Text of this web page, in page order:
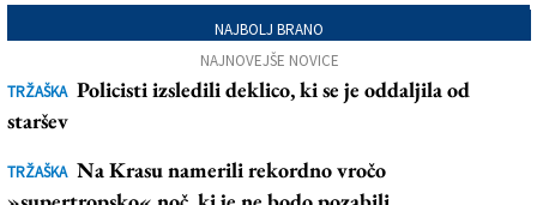
NAJBOLJ BRANO
NAJNOVEJŠE NOVICE
TRŽAŠKA Policisti izsledili deklico, ki se je oddaljila od
staršev
TRŽAŠKA Na Krasu namerili rekordno vročo